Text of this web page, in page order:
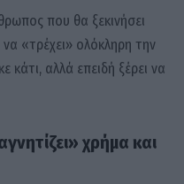
που θα ξεκινήσει
«τρέχει» ολόκληρη την
κάτι, αλλά επειδή ξέρει να
χρήμα και